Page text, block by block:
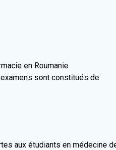
en Roumanie
sont constitués de
aux étudiants en médecine